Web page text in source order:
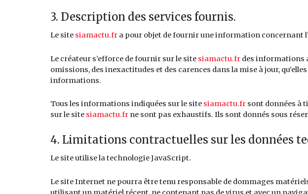
3. Description des services fournis.
Le site siamactu.fr a pour objet de fournir une information concernant
Le créateur s’efforce de fournir sur le site siamactu.fr des informations
omissions, des inexactitudes et des carences dans la mise à jour,
informations.
Tous les informations indiquées sur le site siamactu.fr sont données à
sur le site siamactu.fr ne sont pas exhaustifs. Ils sont donnés sous
4. Limitations contractuelles sur les données
Le site utilise la technologie JavaScript.
Le site Internet ne pourra être tenu responsable de dommages